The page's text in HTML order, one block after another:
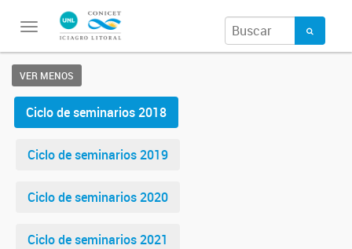
Toggle
VER MENOS
Ciclo de seminarios 2018
Ciclo de seminarios 2019
Ciclo de seminarios 2020
Ciclo de seminarios 2021